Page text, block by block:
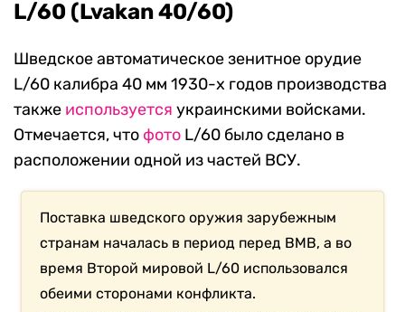
L/60 (Lvakan 40/60)
Шведское автоматическое зенитное орудие
L/60 калибра 40 мм 1930-х годов производства
также используется украинскими войсками.
Отмечается, что фото L/60 было сделано в
расположении одной из частей ВСУ.
Поставка шведского оружия зарубежным
странам началась в период перед ВМВ, а во
время Второй мировой L/60 использовался
обеими сторонами конфликта.